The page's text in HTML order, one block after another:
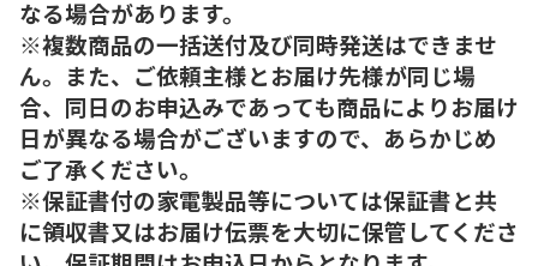
なる場合があります。
※複数商品の一括送付及び同時発送はできませ
ん。また、ご依頼主様とお届け先様が同じ場
合、同日のお申込みであっても商品によりお届け
日が異なる場合がございますので、あらかじめ
ご了承ください。
※保証書付の家電製品等については保証書と共
に領収書又はお届け伝票を大切に保管してくださ